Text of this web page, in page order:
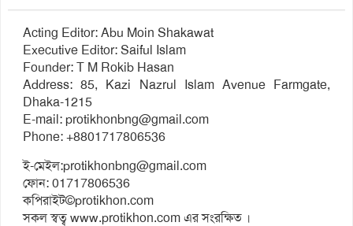
Acting Editor: Abu Moin Shakawat
Executive Editor: Saiful Islam
Founder: T M Rokib Hasan
Address: 85, Kazi Nazrul Islam Avenue Farmgate,
Dhaka-1215
E-mail:protikhonbng@gmail.com
Phone: +8801717806536
ই-মেইল:protikhonbng@gmail.com
ফোন: 01717806536
কপিরাইট©protikhon.com
সকল স্বত্ব www.protikhon.com এর সংরক্ষিত ।